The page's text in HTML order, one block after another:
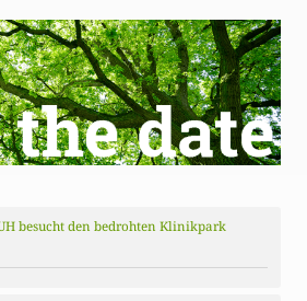
besucht den bedrohten Klinikpark